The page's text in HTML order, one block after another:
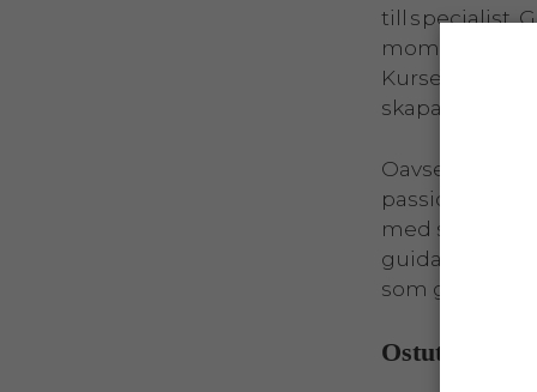
till specialist.
moment lär
Kursen
skapa
Oavsett om
passionerad
med
guida både
som gör